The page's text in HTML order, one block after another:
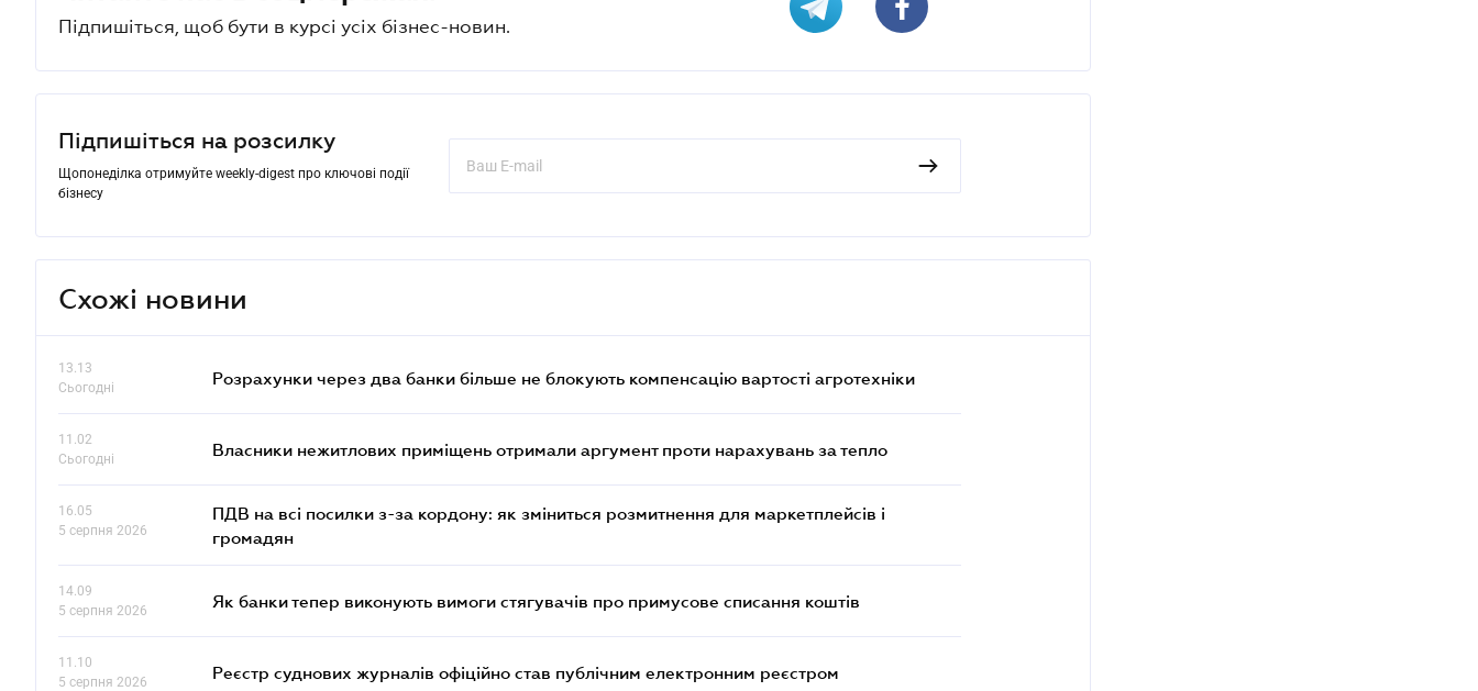
Підпишіться, щоб бути в курсі усіх бізнес-новин.
Підпишіться на розсилку
Щопонеділка отримуйте weekly-digest про ключові події
бізнесу
Схожі новини
13.13
Сьогодні
Розрахунки через два банки більше не блокують компенсацію вартості агротехніки
11.02
Сьогодні
Власники нежитлових приміщень отримали аргумент проти нарахувань за тепло
16.05
5 серпня 2026
ПДВ на всі посилки з-за кордону: як зміниться розмитнення для маркетплейсів і
громадян
14.09
5 серпня 2026
Як банки тепер виконують вимоги стягувачів про примусове списання коштів
11.10
5 серпня 2026
Реєстр суднових журналів офіційно став публічним електронним реєстром